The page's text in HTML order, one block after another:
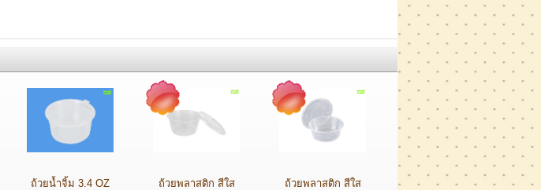
ถ้วยน้ำจิ้ม 3.4 OZ
ถ้วยพลาสติก สีใส
ถ้วยพลาสติก สีใส